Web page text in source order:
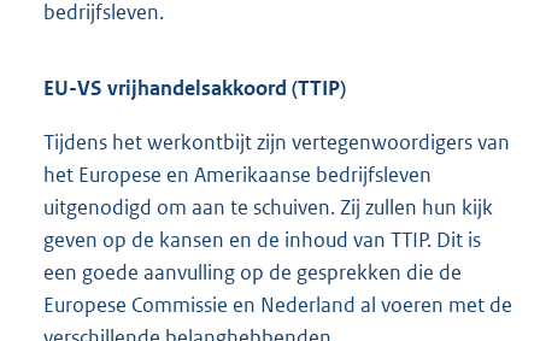
bedrijfsleven.
EU-VS vrijhandelsakkoord (TTIP)
Tijdens het werkontbijt zijn vertegenwoordigers van
het Europese en Amerikaanse bedrijfsleven
uitgenodigd om aan te schuiven. Zij zullen hun kijk
geven op de kansen en de inhoud van TTIP. Dit is
een goede aanvulling op de gesprekken die de
Europese Commissie en Nederland al voeren met de